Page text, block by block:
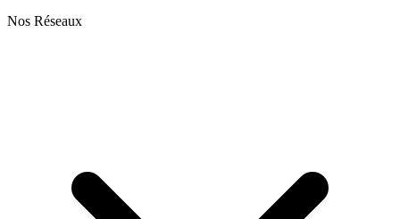
Nos Réseaux